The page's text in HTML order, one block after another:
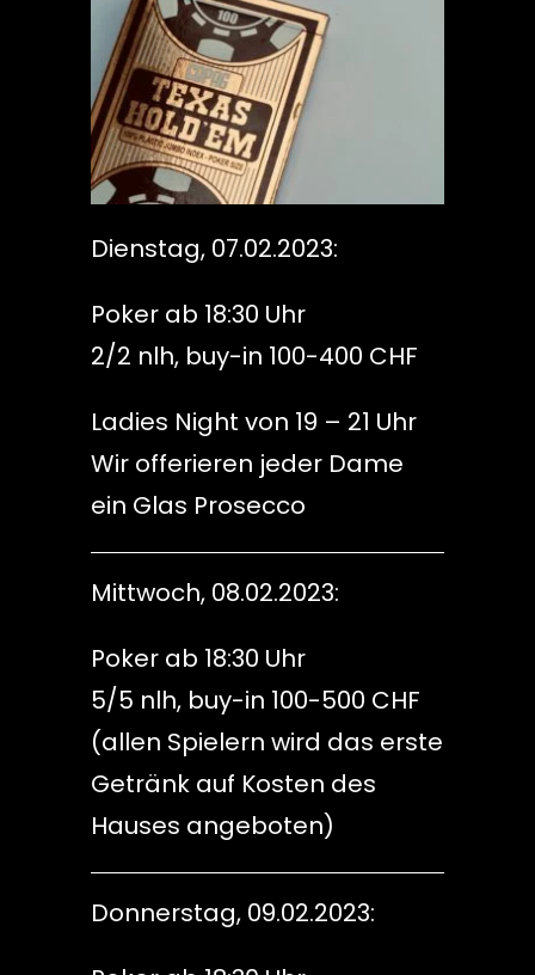
Dienstag, 07.02.2023:
Poker ab 18:30 Uhr
2/2 nlh, buy-in 100-400 CHF
Ladies Night von 19 – 21 Uhr
Wir offerieren jeder Dame
ein Glas Prosecco
Mittwoch, 08.02.2023:
Poker ab 18:30 Uhr
5/5 nlh, buy-in 100-500 CHF
(allen Spielern wird das erste
Getränk auf Kosten des
Hauses angeboten)
Donnerstag, 09.02.2023: